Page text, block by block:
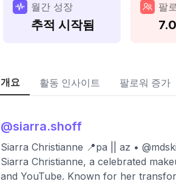
월간 성장
추적 시작됨
팔
개요 활동 인사이트 팔로워 증가
@siarra.shoff
Siarra Christianne 📍pa || az •
Siarra Christianne, a celebrated
and YouTube. Known for her